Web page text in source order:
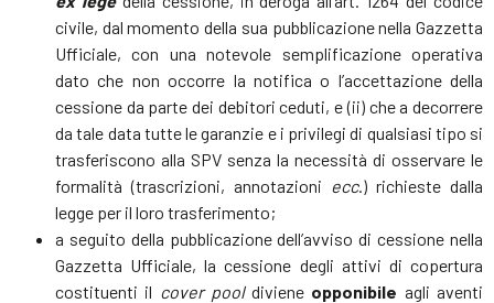
civile, dal momento della sua pubblicazione nella Gazzetta
Ufficiale, con una notevole semplificazione operativa
dato che non occorre la notifica o l’accettazione della
cessione da parte dei debitori ceduti, e (ii) che a decorrere
da tale data tutte le garanzie e i privilegi di qualsiasi tipo si
trasferiscono alla SPV senza la necessità di osservare le
formalità (trascrizioni, annotazioni ecc.) richieste dalla
legge per il loro trasferimento;
a seguito della pubblicazione dell’avviso di cessione nella
Gazzetta Ufficiale, la cessione degli attivi di copertura
costituenti il cover pooldiviene opponibile agli aventi